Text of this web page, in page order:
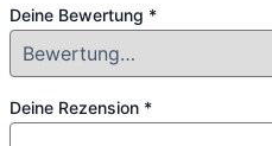
Deine Bewertung *
Deine Rezension *